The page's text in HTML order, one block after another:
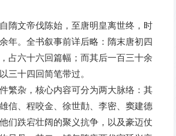
隋文帝伐陈始，至唐明皇离世终，时
年。全书叙事前详后略：隋末唐初四
占六十六回篇幅；而其后一百三十余
三十四回简笔带过。
繁杂，核心内容可分为两大脉络：其
信、程咬金、徐世勣、李密、窦建德
们跌宕壮阔的聚义抗争，以及豪迈仗